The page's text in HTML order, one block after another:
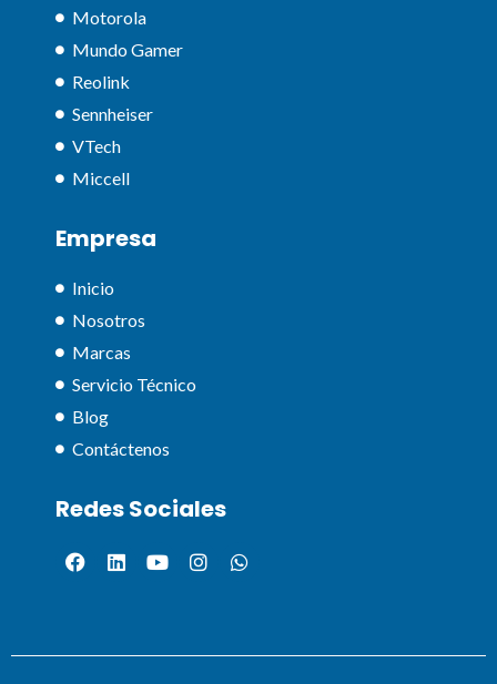
Motorola
Mundo Gamer
Reolink
Sennheiser
VTech
Miccell
Empresa
Inicio
Nosotros
Marcas
Servicio Técnico
Blog
Contáctenos
Redes Sociales